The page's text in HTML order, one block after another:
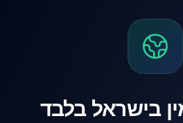
בישראל בלבד